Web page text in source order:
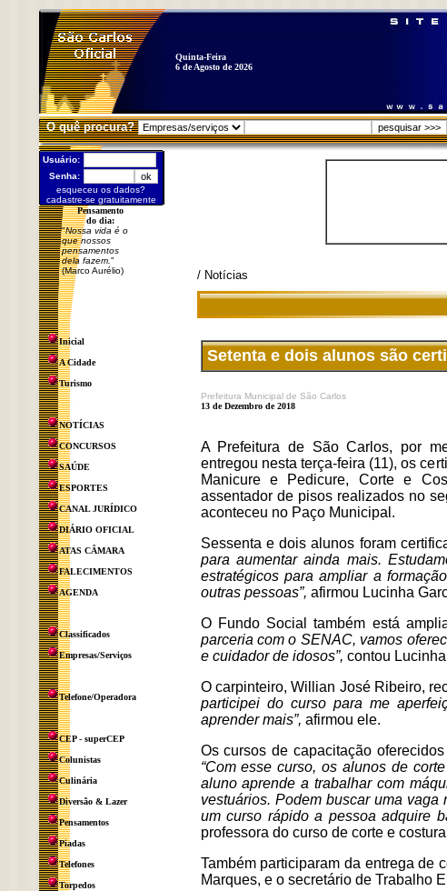
Quinta-Feira
6 de Agosto de 2026
O quê procura?
Usuário:
Senha:
esqueceu os dados?
cadastre-se gratuitamente
Pensamento
do dia:
"Nossa vida é o
que nossos
pensamentos
dela fazem. "
(Marco Aurélio)
Inicial
A Cidade
Turismo
NOTÍCIAS
CONCURSOS
SAÚDE
ESPORTES
CANAL JURÍDICO
DIÁRIO OFICIAL
ATAS CÂMARA
FALECIMENTOS
AGENDA
Classificados
Empresas/Serviços
Telefone/Operadora
CEP - superCEP
Colunistas
Culinária
Diversão & Lazer
Pensamentos
Piadas
Telefones
Torpedos
/ Notícias
Setenta e dois alunos são
Prefeitura Municipal de São Carlos
13 de Dezembro de 2018
A Prefeitura de São Carlos, por
entregou nesta terça-feira (11), os
Manicure e Pedicure, Corte e
assentador de pisos realizados no
aconteceu no Paço Municipal.
Sessenta e dois alunos foram
para aumentar ainda mais.
estratégicos para ampliar a
outras pessoas”, afirmou Lucinha
O Fundo Social também está
parceria com o SENAC, vamos
e cuidador de idosos”, contou
O carpinteiro, Willian José Ribeiro,
participei do curso para me
aprender mais”, afirmou ele.
Os cursos de capacitação
“Com esse curso, os alunos de
aluno aprende a trabalhar com
vestuários. Podem buscar uma
um curso rápido a pessoa adquire
professora do curso de corte e
Também participaram da entrega de
Marques, e o secretário de Trabalho